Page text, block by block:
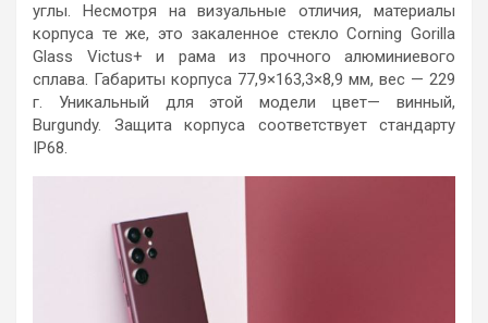
углы. Несмотря на визуальные отличия, материалы
корпуса те же, это закаленное стекло Corning Gorilla
Glass Victus+ и рама из прочного алюминиевого
сплава. Габариты корпуса 77,9×163,3×8,9 мм, вес — 229
г. Уникальный для этой модели цвет— винный,
Burgundy. Защита корпуса соответствует стандарту
IP68.